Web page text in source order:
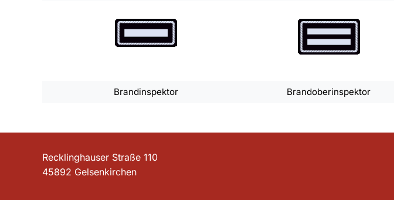
Brandinspektor Brandoberinspektor
Recklinghauser Straße 110
45892 Gelsenkirchen